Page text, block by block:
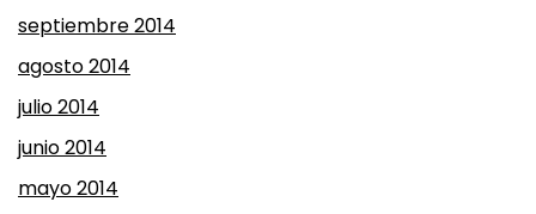
septiembre 2014
agosto 2014
julio 2014
junio 2014
mayo 2014